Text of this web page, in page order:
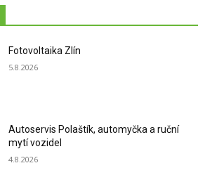
Fotovoltaika Zlín
5.8.2026
Autoservis Polaštík, automyčka a ruční
mytí vozidel
4.8.2026